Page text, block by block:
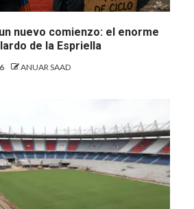
nuevo comienzo: el enorme
de la Espriella
ANUAR SAAD